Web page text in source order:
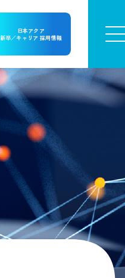
日本アクア
新卒／キャリア 採用情報